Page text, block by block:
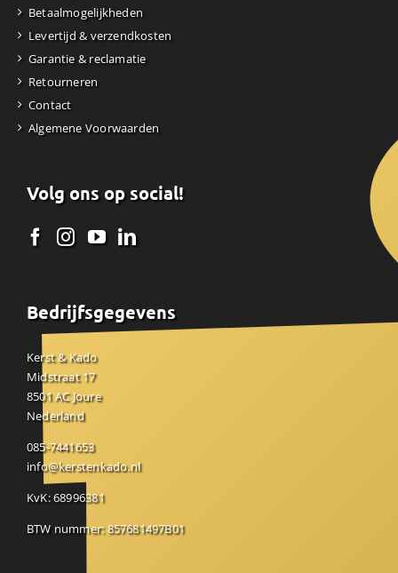
Betaalmogelijkheden
Levertijd & verzendkosten
Garantie & reclamatie
Retourneren
Contact
Algemene Voorwaarden
Volg ons op social!
Bedrijfsgegevens
Kerst & Kado
Midstraat 17
8501 AC Joure
Nederland
085-7441653
info@kerstenkado.nl
KvK: 68996381
BTW nummer: 857681497B01